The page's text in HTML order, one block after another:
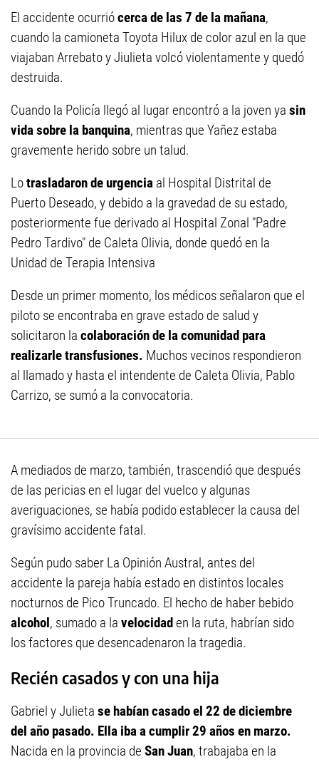
El accidente ocurriócerca de las 7 de la mañana,
cuando la camioneta Toyota Hilux de color azul en la que
viajaban Arrebato y Jiulieta volcó violentamente y quedó
destruida.
Cuando la Policía llegó al lugar encontró a la joven ya sin
vida sobre la banquina, mientras que Yañez estaba
gravemente herido sobre un talud.
Lotrasladaron de urgencia al Hospital Distrital de
Puerto Deseado, y debido a la gravedad de su estado,
posteriormente fue derivado al Hospital Zonal "Padre
Pedro Tardivo" de Caleta Olivia, donde quedó en la
Unidad de Terapia Intensiva
Desde un primer momento, los médicos señalaron que el
piloto se encontraba en grave estado de salud y
solicitaron la colaboración de la comunidad para
realizarle transfusiones. Muchos vecinos respondieron
al llamado y hasta el intendente de Caleta Olivia, Pablo
Carrizo, se sumó a la convocatoria.
A mediados de marzo, también, trascendió que después
de las pericias en el lugar del vuelco y algunas
averiguaciones, se había podido establecer la causa del
gravísimo accidente fatal.
Según pudo saber La Opinión Austral, antes del
accidente la pareja había estado en distintos locales
nocturnos de Pico Truncado. El hecho de haber bebido
alcohol, sumado a la velocidaden la ruta, habrían sido
los factores que desencadenaron la tragedia.
Recién casados y con una hija
Gabriel y Julieta se habían casado el 22 de diciembre
del año pasado. Ella iba a cumplir 29 años en marzo.
Nacida en la provincia de San Juan, trabajaba en la